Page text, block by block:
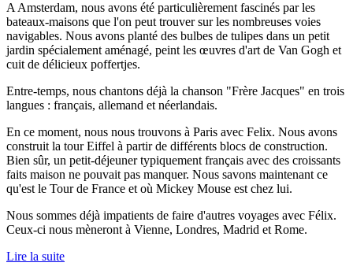
A Amsterdam, nous avons été particulièrement fascinés par les
bateaux-maisons que l'on peut trouver sur les nombreuses voies
navigables. Nous avons planté des bulbes de tulipes dans un petit
jardin spécialement aménagé, peint les œuvres d'art de Van Gogh et
cuit de délicieux poffertjes.
Entre-temps, nous chantons déjà la chanson "Frère Jacques" en trois
langues : français, allemand et néerlandais.
En ce moment, nous nous trouvons à Paris avec Felix. Nous avons
construit la tour Eiffel à partir de différents blocs de construction.
Bien sûr, un petit-déjeuner typiquement français avec des croissants
faits maison ne pouvait pas manquer. Nous savons maintenant ce
qu'est le Tour de France et où Mickey Mouse est chez lui.
Nous sommes déjà impatients de faire d'autres voyages avec Félix.
Ceux-ci nous mèneront à Vienne, Londres, Madrid et Rome.
Lire la suite